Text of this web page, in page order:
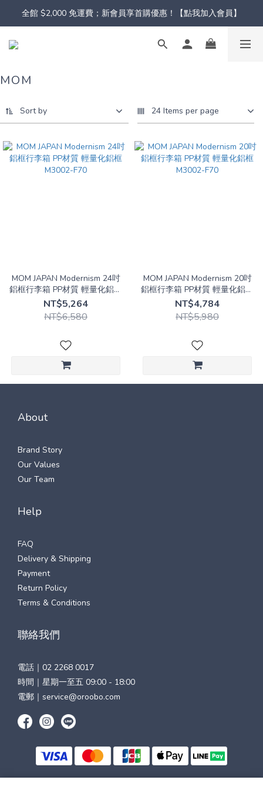
全館 $2,000 免運費；新會員享首購優惠！【點我加入會員】
MOM
Sort by 24 Items per page
MOM JAPAN Modernism 24吋
鋁框行李箱 PP材質 輕量化鋁框
M3002-F70
NT$5,264
NT$6,580
MOM JAPAN Modernism 20吋
鋁框行李箱 PP材質 輕量化鋁框
M3002-F70
NT$4,784
NT$5,980
About
Brand Story
Our Values
Our Team
Help
FAQ
Delivery & Shipping
Payment
Return Policy
Terms & Conditions
聯絡我們
電話｜ 02 2268 0017
時間｜星期一至五 09:00 - 18:00
電郵｜ service@oroobo.com